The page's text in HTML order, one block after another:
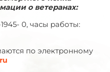
о ветеранах:
0, часы работы:
по электронному